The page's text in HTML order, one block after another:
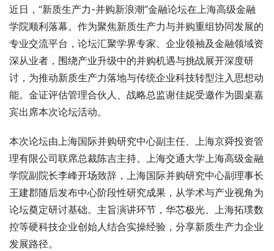
近日，“新质生产力-并购新浪潮”金融论坛在上海高级金融
学院顺利落幕。作为聚焦新质生产力与并购重组协同发展的
专业交流平台，论坛汇聚学界专家、企业领袖及金融领域资
深从业者，围绕产业升级中的并购机遇与挑战展开深度研
讨，为推动新质生产力落地与传统企业科技转型注入思想动
能。金证评估管理合伙人、战略总监谢佳妮受邀作为圆桌嘉
宾出席本次论坛活动。
本次论坛由上海国际并购研究中心副主任、上海京舜投资管
理有限公司联席总裁陈吉主持。上海交通大学上海高级金融
学院副院长李峰开场致辞，上海国际并购研究中心副理事长
王建郡随后发布中心阶段性研究成果，从学术与产业视角为
论坛奠定研讨基础。主旨演讲环节，华芯极光、上海拓璞数
控等硬科技企业创始人结合实操经验，分享新质生产力企业
发展路径。